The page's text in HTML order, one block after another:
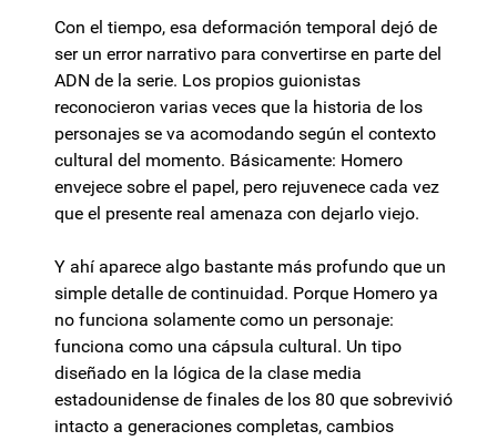
Con el tiempo, esa deformación temporal dejó de
ser un error narrativo para convertirse en parte del
ADN de la serie. Los propios guionistas
reconocieron varias veces que la historia de los
personajes se va acomodando según el contexto
cultural del momento. Básicamente: Homero
envejece sobre el papel, pero rejuvenece cada vez
que el presente real amenaza con dejarlo viejo.
Y ahí aparece algo bastante más profundo que un
simple detalle de continuidad. Porque Homero ya
no funciona solamente como un personaje:
funciona como una cápsula cultural. Un tipo
diseñado en la lógica de la clase media
estadounidense de finales de los 80 que sobrevivió
intacto a generaciones completas, cambios